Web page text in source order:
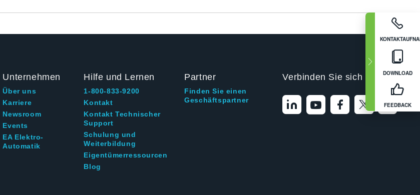
DOWNLOAD
FEEDBACK
Unternehmen
Über uns
Karriere
Newsroom
Events
EA Elektro-
Automatik
Hilfe und Lernen
1-800-833-9200
Kontakt
Kontakt Technischer
Support
Schulung und
Weiterbildung
Eigentümerressourcen
Blog
Partner
Finden Sie einen
Geschäftspartner
Verbinden Sie sich mit uns